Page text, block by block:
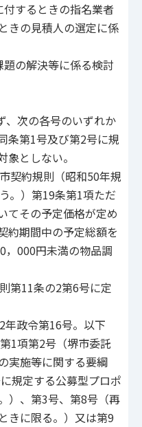
するときの指名業者
きの見積人の選定に係
の解決等に係る検討
、次の各号のいずれか
条第1号及び第2号に規
としない。
契約規則（昭和50年規
。）第19条第1項ただ
てその予定価格が定め
約期間中の予定総額を
，000円未満の物品調
第11条の2第6号に定
年政令第16号。以下
1項第2号（堺市委託
実施等に関する要綱
規定する公募型プロポ
）、第3号、第8号（再
きに限る。）又は第9